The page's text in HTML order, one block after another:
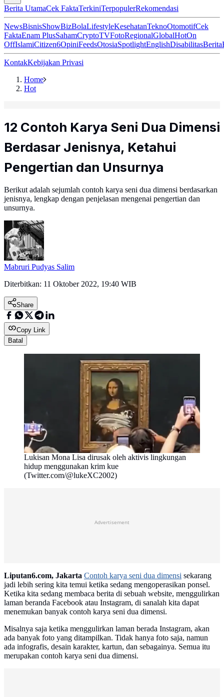
Berita UtamaCek FaktaTerkiniTerpopulerRekomendasi
NewsBisnisShowBizBolaLifestyleKesehatanTeknoOtomotifCek
FaktaEnam PlusSahamCryptoTVFotoRegionalGlobalHotOn
OffIslamiCitizen6OpiniFeedsOtosiaSpotlightEnglishDisabilitasBerita
KontakKebijakan Privasi
Home
Hot
12 Contoh Karya Seni Dua Dimensi
Berdasar Jenisnya, Ketahui
Pengertian dan Unsurnya
Berikut adalah sejumlah contoh karya seni dua dimensi berdasarkan
jenisnya, lengkap dengan penjelasan mengenai pengertian dan
unsurnya.
Mabruri Pudyas Salim
Diterbitkan: 11 Oktober 2022, 19:40 WIB
Share
Copy Link
Batal
Lukisan Mona Lisa dirusak oleh aktivis lingkungan
hidup menggunakan krim kue
(Twitter.com/@lukeXC2002)
Advertisement
Liputan6.com, Jakarta Contoh karya seni dua dimensi sekarang
jadi lebih sering kita temui ketika sedang mengoperasikan ponsel.
Ketika kita sedang membaca berita di sebuah website, menggulirkan
laman beranda Facebook atau Instagram, di sanalah kita dapat
menemukan banyak contoh karya seni dua dimensi.
Misalnya saja ketika menggulirkan laman berada Instagram, akan
ada banyak foto yang ditampilkan. Tidak hanya foto saja, namun
ada infografis, desain karakter, kartun, dan sebagainya. Semua itu
merupakan contoh karya seni dua dimensi.